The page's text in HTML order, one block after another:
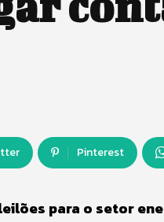
Pinterest
para o setor